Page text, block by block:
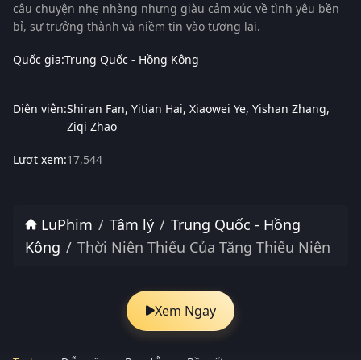
câu chuyện nhẹ nhàng nhưng giàu cảm xúc về tình yêu bền
bỉ, sự trưởng thành và niềm tin vào tương lai.
Quốc gia:Trung Quốc - Hồng Kông
Diễn viên:Shiran Fan Yitian Hai Xiaowei Ye Yishan Zhang
Ziqi Zhao
Lượt xem:17,544
LuPhim Tâm lý
Trung Quốc - Hồng
Kông
Thời Niên Thiếu Của Tăng Thiếu Niên
Xem Ngay